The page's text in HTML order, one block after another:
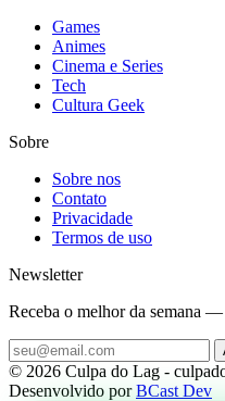
Games
Animes
Cinema e Series
Tech
Cultura Geek
Sobre
Sobre nos
Contato
Privacidade
Termos de uso
Newsletter
Receba o melhor da semana
© 2026 Culpa do Lag -
Desenvolvido porBCast Dev